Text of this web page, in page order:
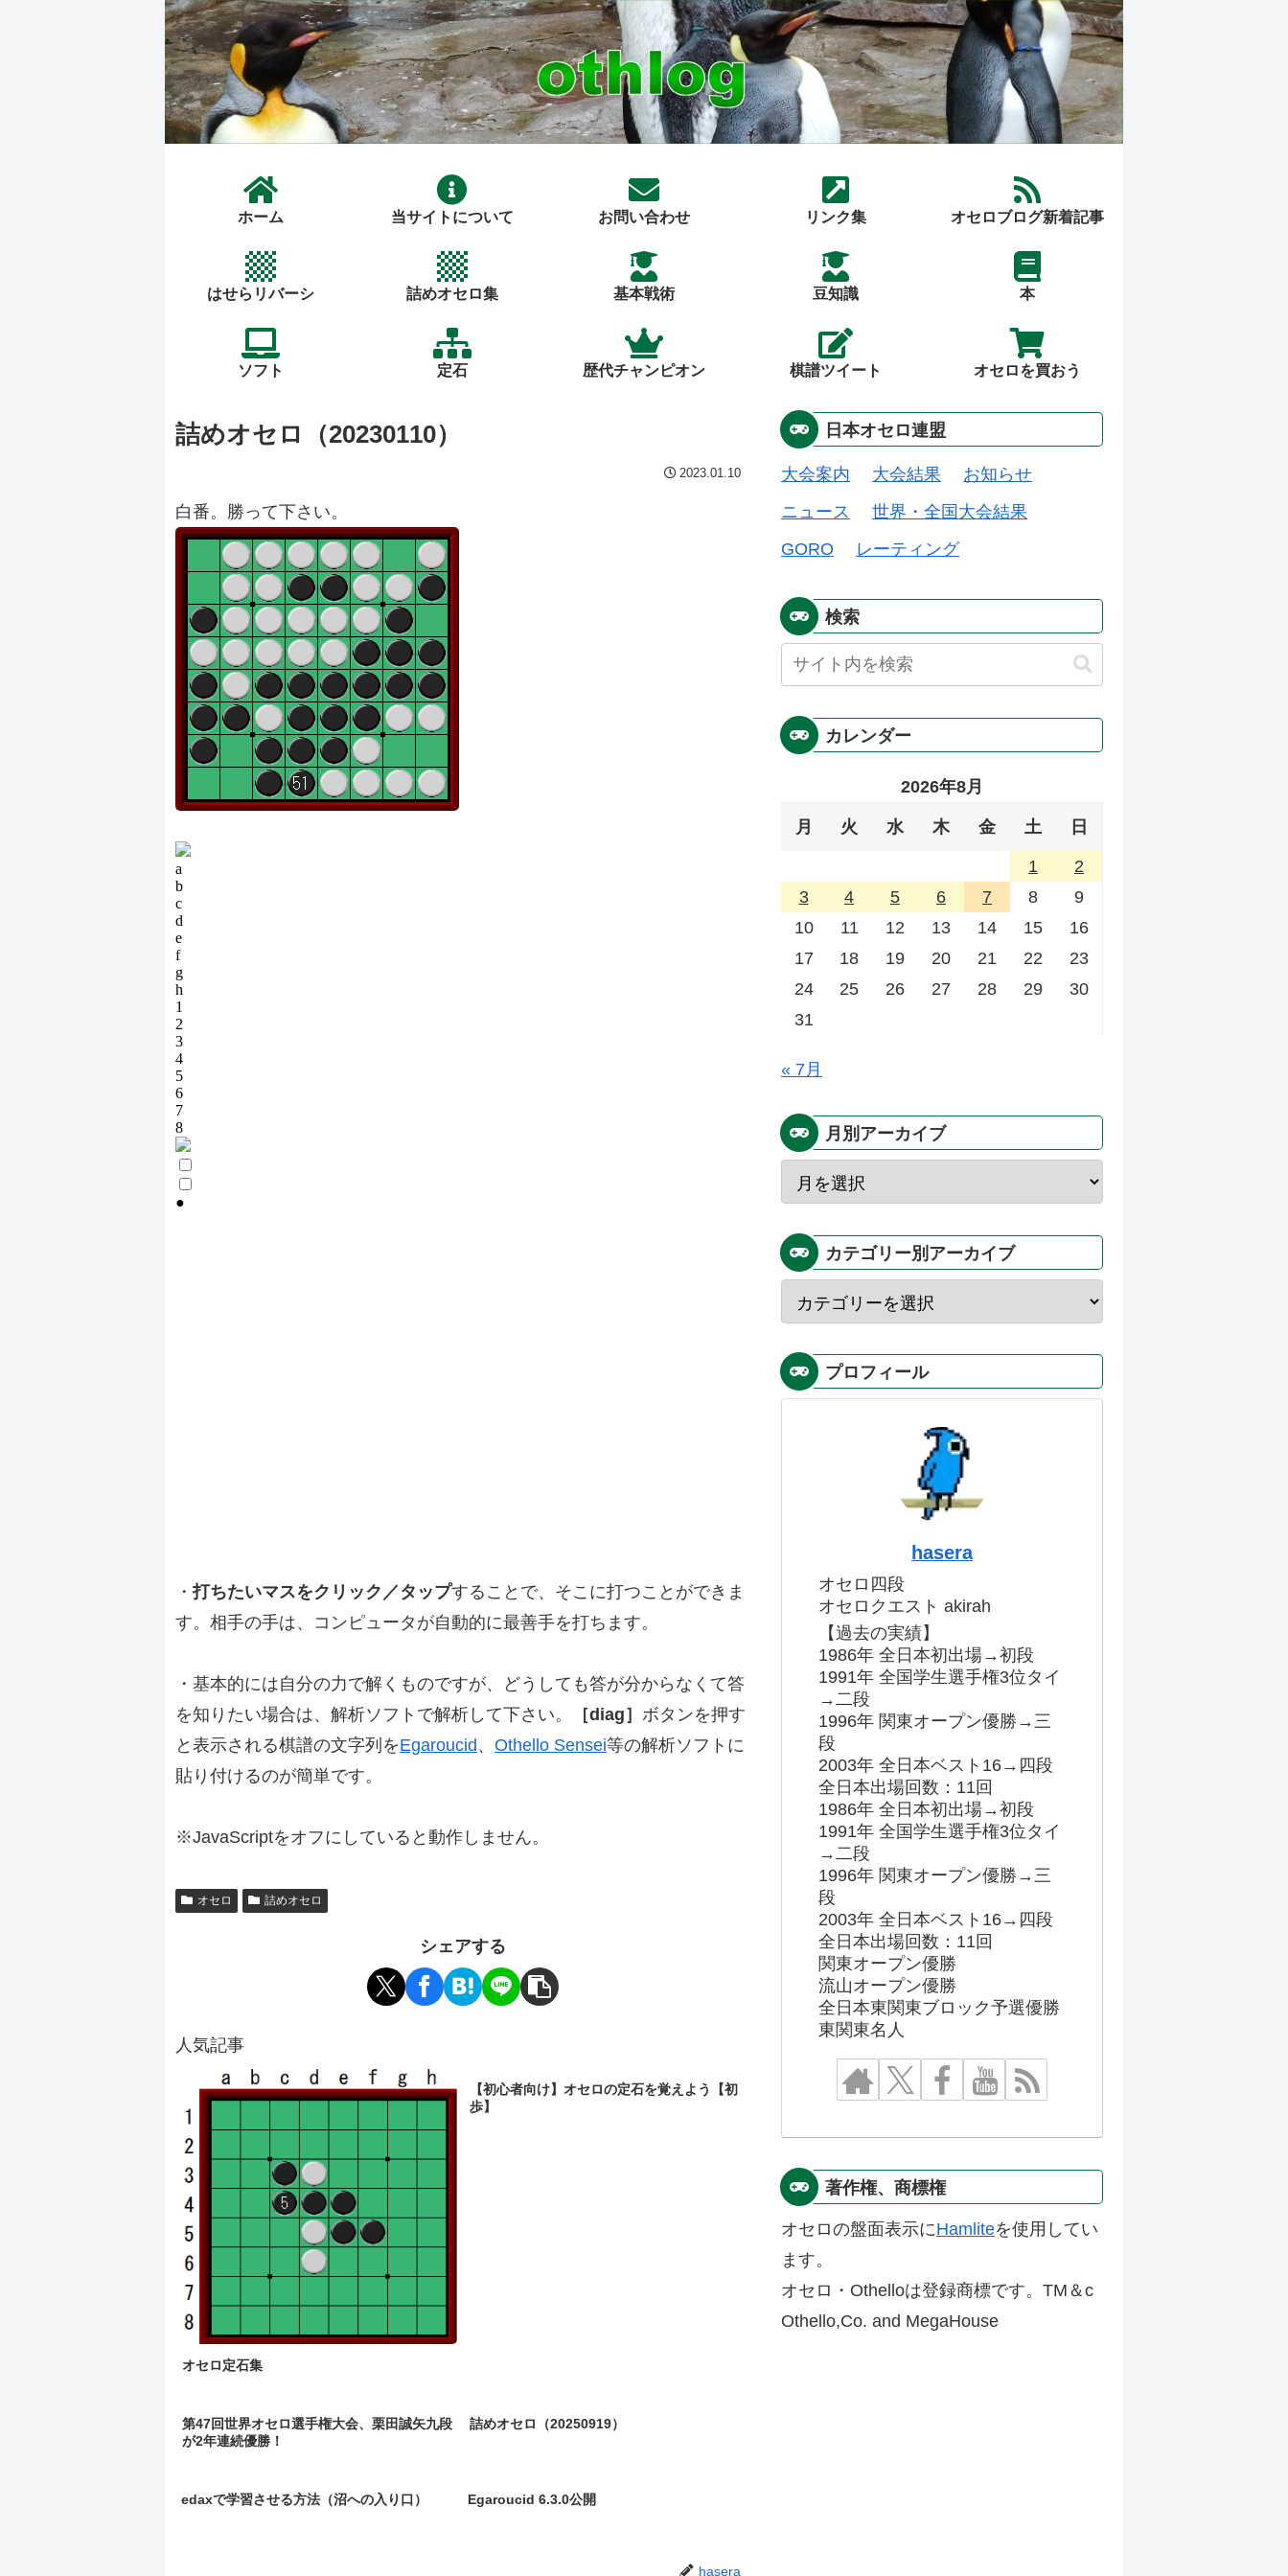
ホーム 当サイトについて お問い合わせ リンク集 オセロブログ新着記事
はせらリバーシ 詰めオセロ集 基本戦術 豆知識 本
ソフト 定石 歴代チャンピオン 棋譜ツイート オセロを買おう
詰めオセロ（20230110）
2023.01.10
白番。勝って下さい。
・打ちたいマスをクリック／タップすることで、そこに打つことができま
す。相手の手は、コンピュータが自動的に最善手を打ちます。
・基本的には自分の力で解くものですが、どうしても答が分からなくて答
を知りたい場合は、解析ソフトで解析して下さい。
［diag］ ボタンを押す
と表示される棋譜の文字列をEgaroucid、 Othello Sensei等の解析ソフトに
貼り付けるのが簡単です。
※JavaScriptをオフにしていると動作しません。
オセロ 詰めオセロ
シェアする
人気記事
オセロ定石集
【初心者向け】オセロの定石を覚えよう【初
歩】
第47回世界オセロ選手権大会、栗田誠矢九段
が2年連続優勝！
詰めオセロ（20250919）
edaxで学習させる方法（沼への入り口） Egaroucid 6.3.0公開
hasera
日本オセロ連盟
大会案内 大会結果
お知らせ
ニュース
世界・全国大会結果
GORO
レーティング
検索
カレンダー
2026年8月
月 火 水 木 金 土 日
1
2
3
4 5 6 7 8
9
10
11 12 13 14 15
16
17
18 19 20 21 22
23
24
25 26 27 28 29
30
31
« 7月
月別アーカイブ
カテゴリー別アーカイブ
プロフィール
hasera
オセロ四段
オセロクエスト akirah
【過去の実績】
1986年 全日本初出場→初段
1991年 全国学生選手権3位タイ
→二段
1996年 関東オープン優勝→三
段
2003年 全日本ベスト16→四段
全日本出場回数：11回
1986年 全日本初出場→初段
1991年 全国学生選手権3位タイ
→二段
1996年 関東オープン優勝→三
段
2003年 全日本ベスト16→四段
全日本出場回数：11回
関東オープン優勝
流山オープン優勝
全日本東関東ブロック予選優勝
東関東名人
著作権、商標権
オセロの盤面表示にHamliteを使用してい
ます。
オセロ・Othelloは登録商標です。TM＆c
Othello,Co. and MegaHouse